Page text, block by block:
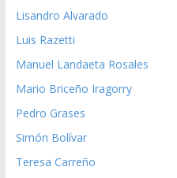
Lisandro Alvarado
Luis Razetti
Manuel Landaeta Rosales
Mario Briceño Iragorry
Pedro Grases
Simón Bolívar
Teresa Carreño